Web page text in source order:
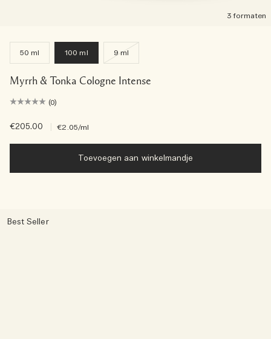
3 formaten
50 ml 100 ml 9 ml
Myrrh & Tonka Cologne Intense
(0)
€205.00 €2.05/ml
Toevoegen aan winkelmandje
Best Seller